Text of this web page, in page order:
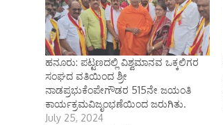
ಹನೂರು: ಪಟ್ಟಣದಲ್ಲಿ ವಿಶ್ವಮಾನವ ಒಕ್ಕಲಿಗರ
ಸಂಘದ ವತಿಯಿಂದ ಶ್ರೀ
ನಾಡಪ್ರಭುಕೆಂಪೇಗೌಡರ 515ನೇ ಜಯಂತಿ
ಕಾರ್ಯಕ್ರಮವಿಜೃಂಭಣೆಯಿಂದ ಜರುಗಿತು.
July 25, 2024